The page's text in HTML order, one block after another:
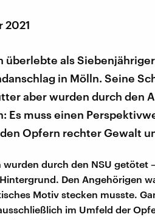
2021
überlebte als
in Mölln. Seine
aber wurden durch den
Es muss einen
Opfern rechter Gewalt
wurden durch den NSU getötet
Den Angehörigen
Motiv stecken musste.
im Umfeld der